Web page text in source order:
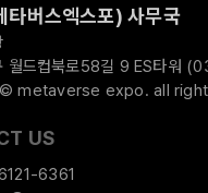
버스엑스포) 사무국
월드컵북로58길 9 ES타워
metaverse expo. all
US
6361